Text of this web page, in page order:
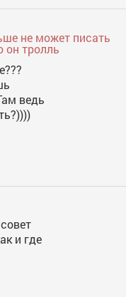
не может писать
он тролль
ведь
и где